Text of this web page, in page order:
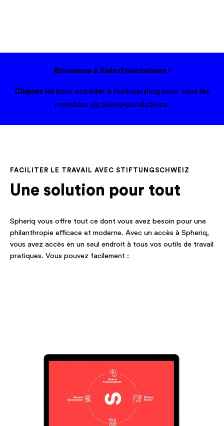
Bienvenue à SwissFoundations !
Cliquez ici pour accéder à l’onboarding pour tous les
membres de SwissFoundations.
FACILITER LE TRAVAIL AVEC STIFTUNGSCHWEIZ
Une solution pour tout
Spheriq vous offre tout ce dont vous avez besoin pour une
philanthropie efficace et moderne. Avec un accès à Spheriq,
vous avez accès en un seul endroit à tous vos outils de travail
pratiques. Vous pouvez facilement :